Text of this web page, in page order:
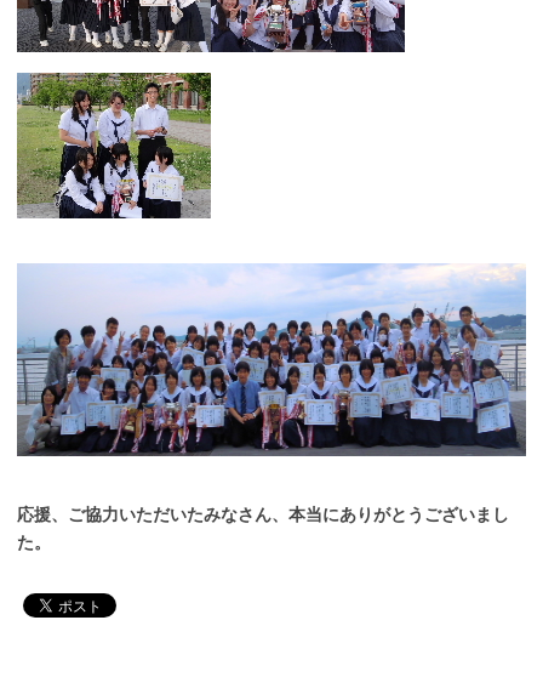
応援、ご協力いただいたみなさん、本当にありがとうございまし
た。